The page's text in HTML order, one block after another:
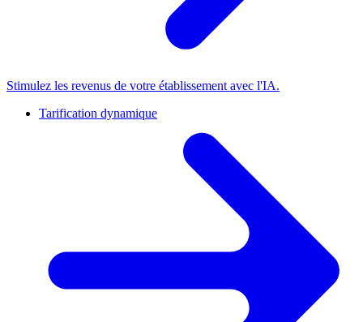
Stimulez les revenus de votre établissement avec l'IA.
Tarification dynamique